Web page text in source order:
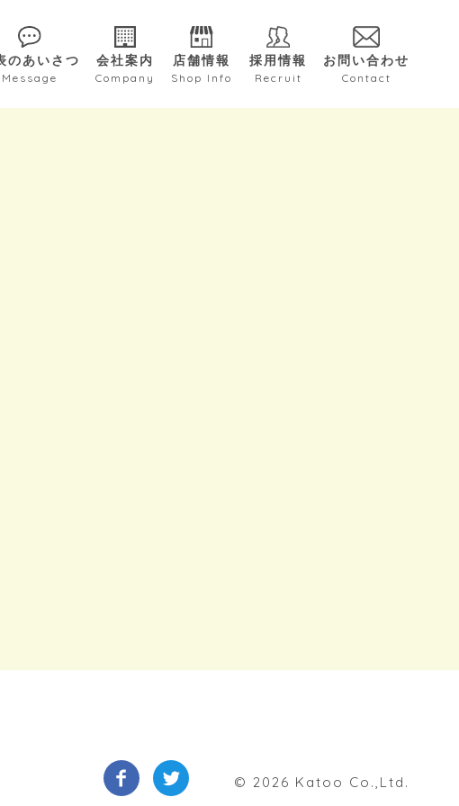
のあいさつ
Message
会社案内
Company
店舗情報
Shop Info
採用情報
Recruit
お問い合わせ
Contact
© 2026 Katoo Co.,Ltd.